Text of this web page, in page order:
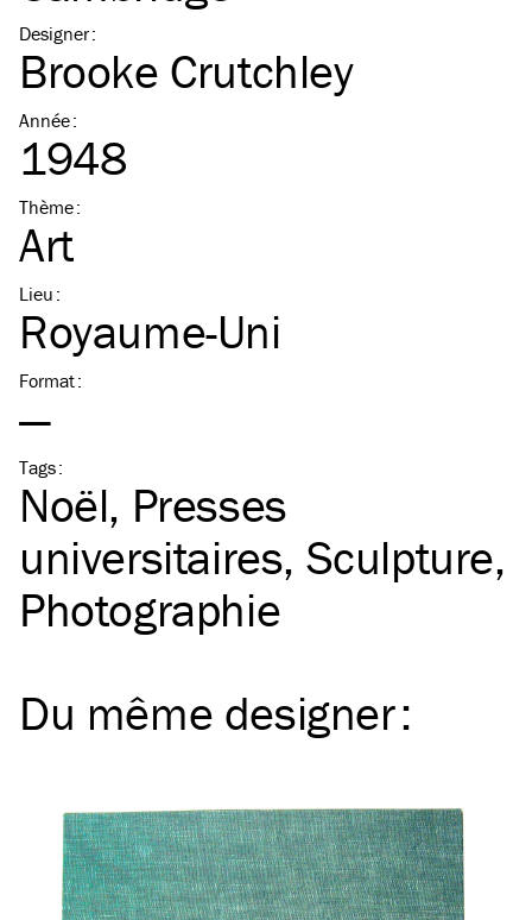
Designer:
Brooke Crutchley
Année:
1948
Thème:
Art
Lieu :
Royaume-Uni
Format:
—
Tags:
Noël Presses
universitaires Sculpture
Photographie
Du même designer: